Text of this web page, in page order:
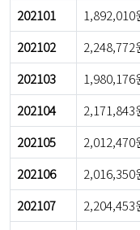
202101
1,892,010
202102
2,248,772
202103
1,980,176
202104
2,171,843
202105
2,012,470
202106
2,016,350
202107
2,204,453